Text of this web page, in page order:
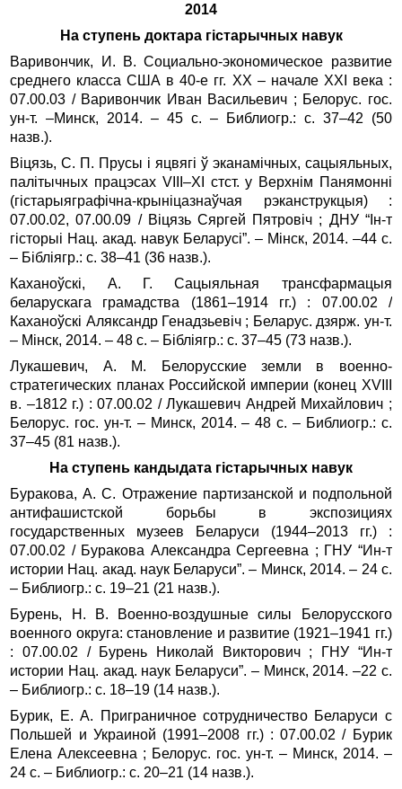
2014
На ступень доктара гістарычных навук
Варивончик, И. В. Социально-экономическое развитие
среднего класса США в 40-е гг. XX – начале XXI века :
07.00.03 / Варивончик Иван Васильевич ; Белорус. гос.
ун‑т. –Минск, 2014. – 45 с. – Библиогр.: с. 37–42 (50
назв.).
Віцязь, С. П. Прусы і яцвягі ў эканамічных, сацыяльных,
палітычных працэсах VIII–XI стст. у Верхнім Панямонні
(гістарыяграфічна-крыніцазнаўчая рэканструкцыя) :
07.00.02, 07.00.09 / Віцязь Сяргей Пятровіч ; ДНУ “Ін-т
гісторыі Нац. акад. навук Беларусі”. – Мінск, 2014. –44 с.
– Бібліягр.: с. 38–41 (36 назв.).
Каханоўскі, А. Г. Сацыяльная трансфармацыя
беларускага грамадства (1861–1914 гг.) : 07.00.02 /
Каханоўскі Аляксандр Генадзьевіч ; Беларус. дзярж. ун‑т.
– Мінск, 2014. – 48 с. – Бібліягр.: с. 37–45 (73 назв.).
Лукашевич, А. М. Белорусские земли в военно-
стратегических планах Российской империи (конец XVIII
в. –1812 г.) : 07.00.02 / Лукашевич Андрей Михайлович ;
Белорус. гос. ун‑т. – Минск, 2014. – 48 c. – Библиогр.: с.
37–45 (81 назв.).
На ступень кандыдата гістарычных навук
Буракова, А. С. Отражение партизанской и подпольной
антифашистской борьбы в экспозициях
государственных музеев Беларуси (1944–2013 гг.) :
07.00.02 / Буракова Александра Сергеевна ; ГНУ “Ин-т
истории Нац. акад. наук Беларуси”. – Минск, 2014. – 24 с.
– Библиогр.: с. 19–21 (21 назв.).
Бурень, Н. В. Военно-воздушные силы Белорусского
военного округа: становление и развитие (1921–1941 гг.)
: 07.00.02 / Бурень Николай Викторович ; ГНУ “Ин-т
истории Нац. акад. наук Беларуси”. – Минск, 2014. –22 с.
– Библиогр.: с. 18–19 (14 назв.).
Бурик, Е. А. Приграничное сотрудничество Беларуси с
Польшей и Украиной (1991–2008 гг.) : 07.00.02 / Бурик
Елена Алексеевна ; Белорус. гос. ун‑т. – Минск, 2014. –
24 с. – Библиогр.: с. 20–21 (14 назв.).